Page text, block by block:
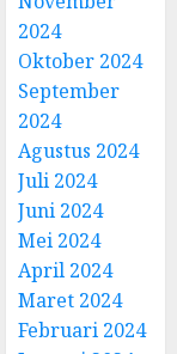
2024
Oktober 2024
September
2024
Agustus 2024
Juli 2024
Juni 2024
Mei 2024
April 2024
Maret 2024
Februari 2024